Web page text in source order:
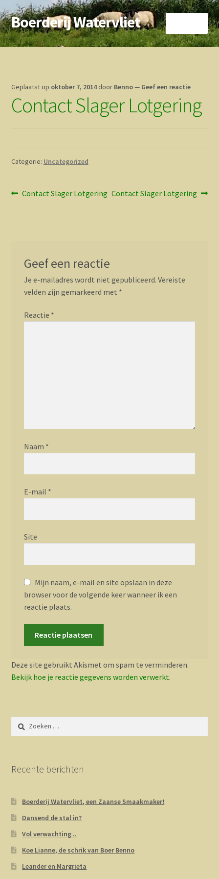
Ga
door
naar
Ga
direct
naar
Boerderij Watervliet
Home
Biokoe
Geplaatst op oktober 7, 2014 door Benno— Geef een reactie
Contact Slager Lotgering
Categorie: Uncategorized
Bericht
Vorig
Contact Slager Lotgering Volgend
Contact Slager Lotgering
Geef een reactie
Je e-mailadres wordt niet gepubliceerd. Vereiste
velden zijn gemarkeerd met *
Reactie *
Naam *
E-mail *
Site
Mijn naam, e-mail en site opslaan in deze
browser voor de volgende keer wanneer ik een
reactie plaats.
Deze site gebruikt Akismet om spam te verminderen.
Bekijk hoe je reactie gegevens worden verwerkt.
Zoeken
naar:
Recente berichten
Boerderij Watervliet, een Zaanse Smaakmaker!
Dansend de stal in?
Vol verwachting ..
Koe Lianne, de schrik van Boer Benno
Leander en Margrieta